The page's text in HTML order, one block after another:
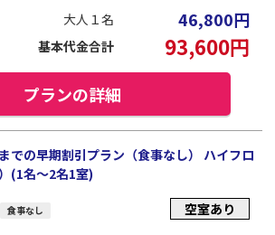
大人１名 46,800円
基本代金合計 93,600円
プランの詳細
での早期割引プラン（食事なし） ハイフロ
(1名～2名1室)
食事なし 空室あり